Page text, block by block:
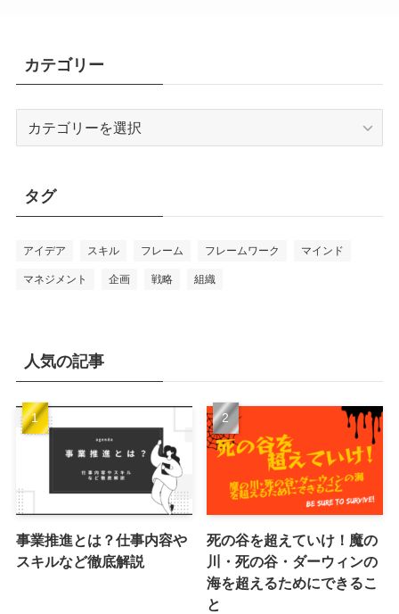
カテゴリー
ー
タグ
アイデア スキル フレーム フレームワーク マインド
マネジメント 企画 戦略 組織
人気の記事
事業推進とは？仕事内容や
スキルなど徹底解説
死の谷を超えていけ！魔の
川・死の谷・ダーウィンの
海を超えるためにできるこ
と